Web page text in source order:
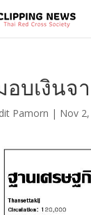
อบเงินจ
Pamorn | Nov